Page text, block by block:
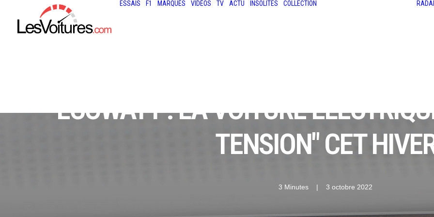
ESSAIS F1 MARQUES VIDÉOS TV ACTU INSOLITES COLLECTION
ECOWATT : LA VOITURE
TENSION" CET
3 Minutes | 3 octobre 2022